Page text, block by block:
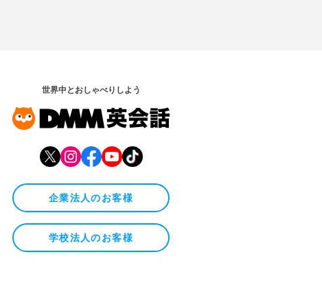
世界中とおしゃべりしよう
企業法人のお客様
学校法人のお客様